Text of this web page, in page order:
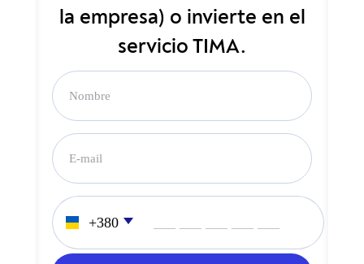
la empresa) o invierte en el
servicio TIMA.